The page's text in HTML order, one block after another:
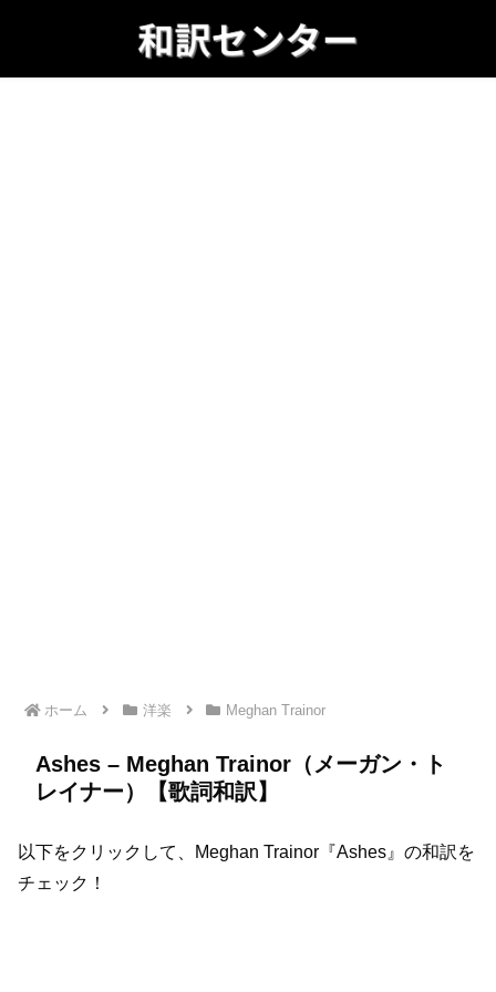
ホーム 洋楽 Meghan Trainor
Ashes – Meghan Trainor（メーガン・ト
レイナー）【歌詞和訳】
以下をクリックして、Meghan Trainor『Ashes』の和訳を
チェック！